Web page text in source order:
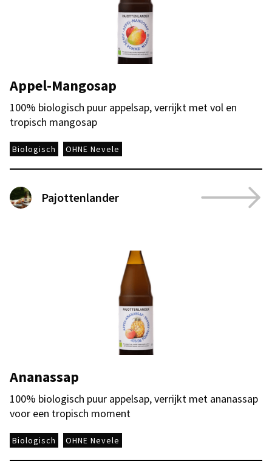
Appel-Mangosap
100% biologisch puur appelsap, verrijkt met vol en
tropisch mangosap
Biologisch OHNE Nevele
Pajottenlander
Ananassap
100% biologisch puur appelsap, verrijkt met ananassap
voor een tropisch moment
Biologisch OHNE Nevele